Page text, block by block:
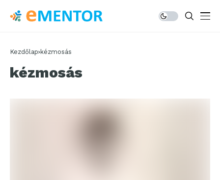
Kezdőlap kézmosás
kézmosás